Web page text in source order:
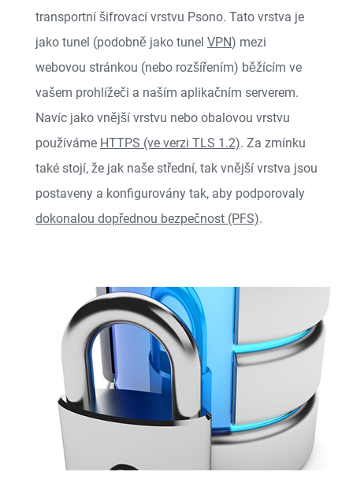
transportní šifrovací vrstvu Psono. Tato vrstva je
jako tunel (podobně jako tunel VPN) mezi
webovou stránkou (nebo rozšířením) běžícím ve
vašem prohlížeči a naším aplikačním serverem.
Navíc jako vnější vrstvu nebo obalovou vrstvu
používáme HTTPS (ve verzi TLS 1.2). Za zmínku
také stojí, že jak naše střední, tak vnější vrstva jsou
postaveny a konfigurovány tak, aby podporovaly
dokonalou dopřednou bezpečnost (PFS).